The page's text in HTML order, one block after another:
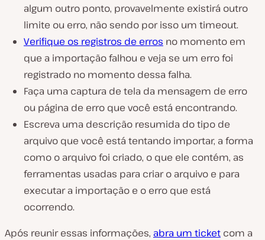
algum outro ponto, provavelmente existirá outro
limite ou erro, não sendo por isso um timeout.
Verifique os registros de erros no momento em
que a importação falhou e veja se um erro foi
registrado no momento dessa falha.
Faça uma captura de tela da mensagem de erro
ou página de erro que você está encontrando.
Escreva uma descrição resumida do tipo de
arquivo que você está tentando importar, a forma
como o arquivo foi criado, o que ele contém, as
ferramentas usadas para criar o arquivo e para
executar a importação e o erro que está
ocorrendo.
Após reunir essas informações, abra um ticket com a